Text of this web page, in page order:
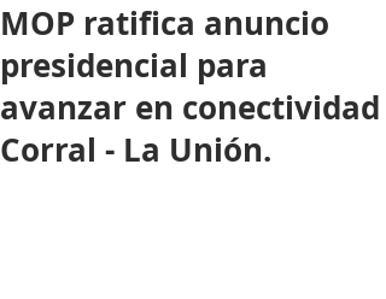
MOP ratifica anuncio
presidencial para
avanzar en conectividad
Corral - La Unión.